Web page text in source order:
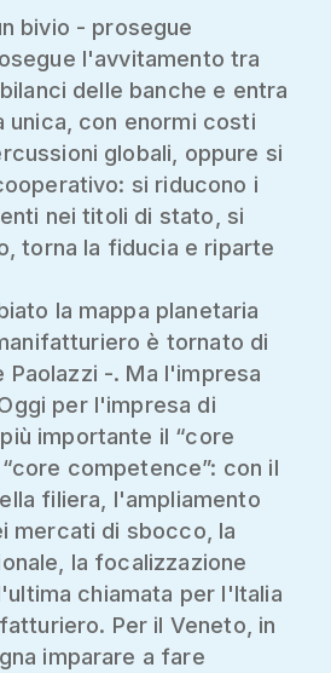
bivio - prosegue
l'avvitamento tra
delle banche e entra
unica, con enormi costi
globali, oppure si
si riducono i
nei titoli di stato, si
torna la fiducia e riparte
la mappa planetaria
è tornato di
Paolazzi -. Ma l'impresa
per l'impresa di
importante il “core
competence”: con il
filiera, l'ampliamento
mercati di sbocco, la
la focalizzazione
chiamata per l'Italia
Per il Veneto, in
imparare a fare